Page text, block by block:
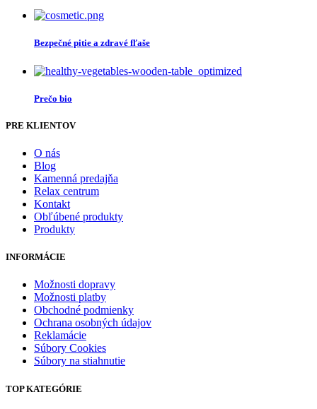
Bezpečné pitie a zdravé fľaše
Prečo bio
PRE KLIENTOV
O nás
Blog
Kamenná predajňa
Relax centrum
Kontakt
Obľúbené produkty
Produkty
INFORMÁCIE
Možnosti dopravy
Možnosti platby
Obchodné podmienky
Ochrana osobných údajov
Reklamácie
Súbory Cookies
Súbory na stiahnutie
TOP KATEGÓRIE